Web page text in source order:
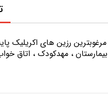
مرغوبترين رزين هاي